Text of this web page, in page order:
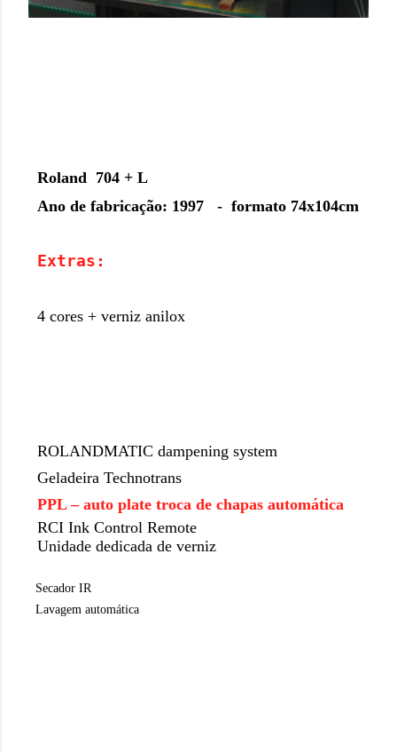
Roland 704 + L
Ano de fabricação: 1997 - formato 74x104cm
Extras:
4 cores + verniz anilox
ROLANDMATIC dampening system
Geladeira Technotrans
PPL – auto plate troca de chapas automática
RCI Ink Control Remote
Unidade dedicada de verniz
Secador IR
Lavagem automática